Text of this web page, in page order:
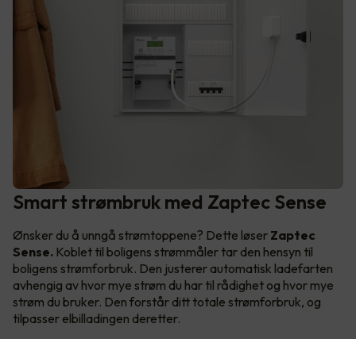
Smart strømbruk med Zaptec Sense
Ønsker du å unngå strømtoppene? Dette løser Zaptec
Sense. Koblet til boligens strømmåler tar den hensyn til
boligens strømforbruk. Den justerer automatisk ladefarten
avhengig av hvor mye strøm du har til rådighet og hvor mye
strøm du bruker. Den forstår ditt totale strømforbruk, og
tilpasser elbilladingen deretter.